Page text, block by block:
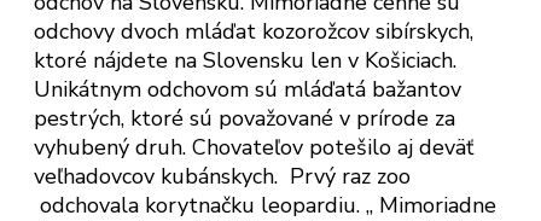
odchovy dvoch mláďat kozorožcov sibírskych,
ktoré nájdete na Slovensku len v Košiciach.
Unikátnym odchovom sú mláďatá bažantov
pestrých, ktoré sú považované v prírode za
vyhubený druh. Chovateľov potešilo aj deväť
veľhadovcov kubánskych. Prvý raz zoo
odchovala korytnačku leopardiu. „ Mimoriadne